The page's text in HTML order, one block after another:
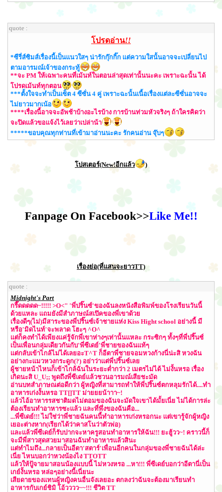
quote :
โปรดอ่าน!!
*ซีรี่ส์ซิมส์เรื่องนี้เป็นแนวใสๆ น่ารักกุ๊กกิ๊ก แต่ความใสนั้นอาจจะเปลี่ยนไป
ตามอารมณ์เจ้าของกระทู้
**จะ PM ให้เฉพาะคนที่เม้นท์ในตอนล่าสุดเท่านั้นนะคะ เพราะฉะนั้น ได้
โปรดเม้นท์ทุกตอน
***ตั้งใจจะทำเป็นเซ็ต 4 ซีซั่น 4 คู่ เพราะฉะนั้นเนื้อเรื่องแต่ละซีซั่นอาจจะ
ไม่ยาวมากเน้อ
****เรื่องนี้อาจจะอัพช้าบ้างอะไรบ้าง การบ้านท่วมหัวจริงๆ ถ้าใครคิดว่า
จะปิดแล้วขอแจ้งไว้เลยว่าเปล่าน้า
*****ขอบคุณทุกท่านที่เข้ามาอ่านนะคะ รักคนอ่าน จุ๊บๆ
โปสเตอร์(New!อีกแล้ว )
Fanpage On Facebook>>Like Me!!
เรื่องย่อ(ที่แสนจะยาวTT)
quote :
Midnight's Part
กรี๊ดดดดด~!!!!! >O<" 'พี่ปริ๊นซ์'ของฉันลงหนังสือพิมพ์ของโรงเรียนวันนี้
ด้วยแหละ แถมยังมีสำภาษณ์สเป๊คของพี่เขาด้วย
เรื่องดีๆ(ไม่)มีสาระของพี่ปริ๊นซ์เจ้าชายแห่ง Kiss Hight school อย่างนี้ มี
หรือ'มิดไนท์'จะพลาด โฮะๆ ^O^
แต่ก็คงทำได้เพียงแค่รู้จักพี่เขาห่างๆเท่านั้นแหละ กระซิกๆ ทั้งๆที่พี่ปริ๊นซ์
เป็นเพื่อนกลุ่มเดียวกันกับ'พี่ซีเดย์'พี่ชายของฉันแท้ๆ
แต่กลับเข้าไกล้ไม่ได้เลยอะT^T ก็อีตาพี่ชายจอมหวงก้างนี่น่ะสิ หวงฉัน
อย่างกะแมวหวงกระดูก(?) อย่าว่าแต่พี่ปริ๊นซ์เลย
ผู้ชายหน้าไหนก็เข้าไกล้ฉันในระยะต่ำกว่า 2 เมตรไม่ได้ ไม่งั้นหรอ เรื่อง
เกิดนะสิ U_U;; พูดถึงพี่ซีเดย์แล้วชวนอารมณ์เสียชะมัด
อ่านบทสำภาษณต่อดีกว่า ผู้หญิงที่สามารถทำให้พี่ปริ๊นซ์ตกหลุมรักได้....ทำ
อาหารเก่งงั้นหรอ TT[]TT ม่ายยยน้าาา~!
แล้วไอ้อาหารรสชาติมดไม่ตอมของฉันจะมัดใจเขาได้มั้ยเนี่ย ไม่ได้การล่ะ
ต้องเรียนทำอาหารซะแล้ว และที่พึ่งของฉันคือ...
...พี่ซีเดย์!!! ไม่ใช่ว่าพี่ชายฉันคนนี้ทำอาหารเก่งหรอกนะ แต่เขารู้จักผู้หญิง
เยอะต่างหาก(เรียกได้ว่าคาสโนว่าตัวพ่อ)
และแล้วพี่ซีเดย์ก็รับปากจะหาครูสอนทำอาหารให้ฉัน!!! ยะฮู้วว~! คราวนี้ก็
จะมีพี่สาวสุดสวยมาสอนฉันทำอาหารแล้วสินะ
แต่ทำไมถึง...กลายเป็นอีตา'สตาร์'เพื่อนอีกคนในกลุ่มของพี่ชายฉันได้ล่ะ
เนี่ย ไหนบอกว่าหวงน้องไง TTOTT
แล้วให้ปู้จายมาสอนน้องแบบนี้ ไม่หวงหรอ ...หา!!! พี่ซีเดย์บอกว่าอีตานี่เป็น
เกย์งั้นหรอ หล่อๆอย่างนี้เนี่ยนะ
เสียดายของแทนผู้หญิงคนอื่นจังเลยอะ ตกลงว่าฉันจะต้องมาเรียนทำ
อาหารกับเกย์ชิมิ โอ้วววว~~!!! ชีวิต TT